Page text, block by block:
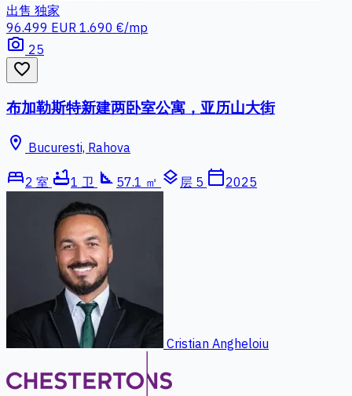
出售 独家
96.499 EUR 1.690 €/mp
photo_camera 25
favorite_border
布加勒斯特新建两卧室公寓，亚历山大街
location_on Bucuresti, Rahova
bed2 室 bathtub1 卫 square_foot 57.1 ㎡ layers 层 5 calendar_today2025
Cristian Angheloiu